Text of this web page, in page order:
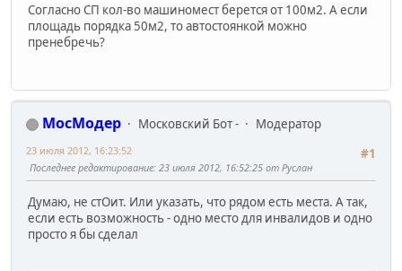
Согласно СП кол-во машиномест берется от 100м2. А если
площадь порядка 50м2, то автостоянкой можно
пренебречь?
МосМодер Московский Бот -
Модератор
#1
23 июля 2012, 16:23:52
Последнее редактирование: 23 июля 2012, 16:52:25 от Руслан
Думаю, не стОит. Или указать, что рядом есть места. А так,
если есть возможность - одно место для инвалидов и одно
просто я бы сделал